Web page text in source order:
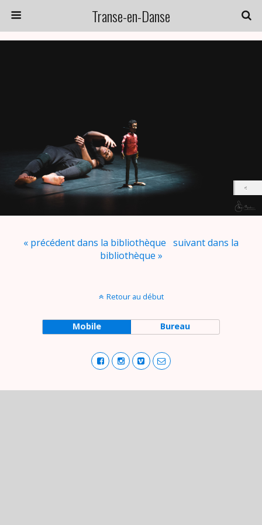
Transe-en-Danse
« précédent dans la bibliothèque suivant dans la
bibliothèque »
Retour au début
Mobile Bureau